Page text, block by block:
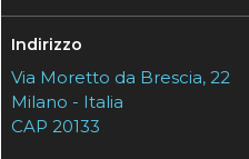
Indirizzo
Via Moretto da Brescia, 22
Milano - Italia
CAP 20133